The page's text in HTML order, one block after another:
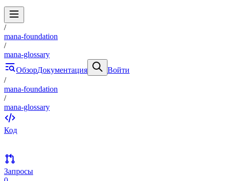
/
mana-foundation
/
mana-glossary
ОбзорДокументация
Войти
/
mana-foundation
/
mana-glossary
Код
Запросы